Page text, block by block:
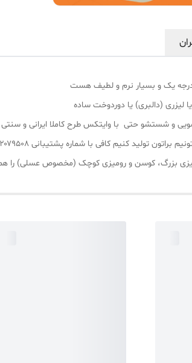
درجه یک و بسیار نرم و لطیف هست
(دالبری) یا دوردوخت ساده
و شستشو حتی با وایتکس طرح کاملا ایرانی و سنتی
تولید کنیم کافی با شماره پشتیبانی ۰۹۱۰۲۰۷۹۵۰۸ تماس بگیرید
بزرگ، کوسن و رومیزی کوچک (مخصوص عسلی) را